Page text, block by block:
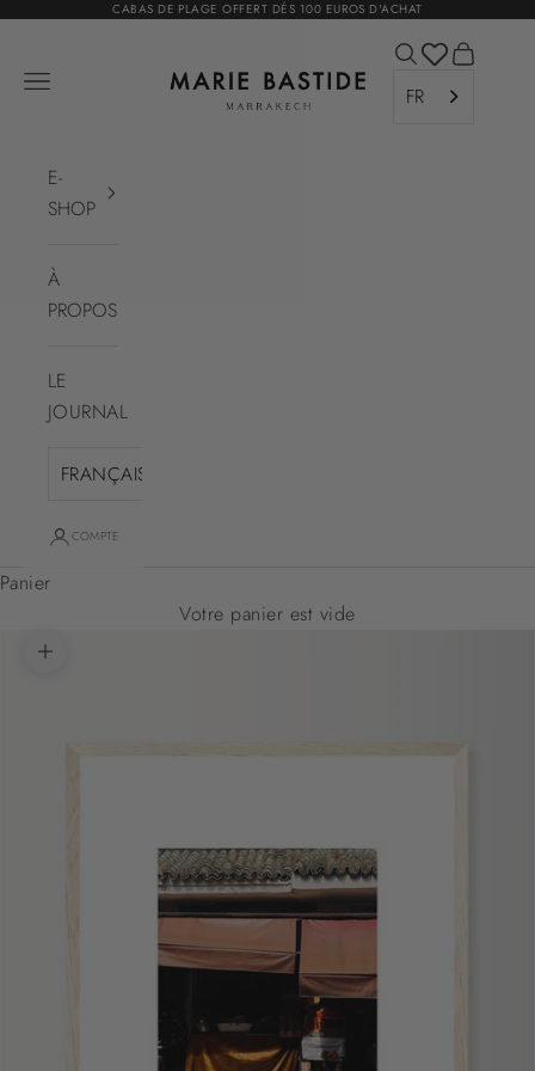
Passer au contenuCABAS DE PLAGE OFFERT DÉS 100 EUROS D'ACHAT
Marie Bastide Marrakech
Ouvrir la navigation
Ouvrir laVoir le
FR
E-
SHOP
À
PROPOS
LE
JOURNAL
FRANÇAIS
COMPTE
Panier
Votre panier est vide
Zoomer sur l'image